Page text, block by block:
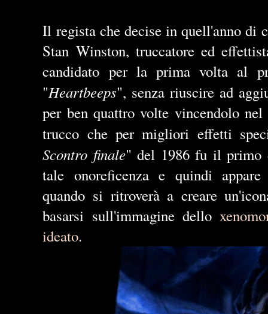
Il regista che decise in quell'anno di
Stan Winston, truccatore ed
candidato per la prima volta al
"Heartbeeps", senza riuscire ad
per ben quattro volte vincendolo
trucco che per migliori effetti
Scontro finale" del 1986 fu il primo
tale onoreficenza e quindi appare
quando si ritroverà a creare
basarsi sull'immagine dello
ideato.